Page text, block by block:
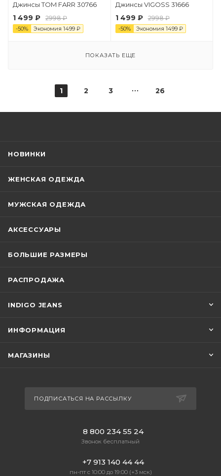
Джинсы TOM FARR 30766
1 499 ₽ 2998 ₽
-50% Экономия 1499 ₽
Джинсы VIGOSS 31666
1 499 ₽ 2998 ₽
-50% Экономия 1499₽
ПОКАЗАТЬ ЕЩЕ
1 2 3 26
НОВИНКИ
ЖЕНСКАЯ ОДЕЖДА
МУЖСКАЯ ОДЕЖДА
АКСЕССУАРЫ
БОЛЬШИЕ РАЗМЕРЫ
РАСПРОДАЖА
INDIGO JEANS
ИНФОРМАЦИЯ
МАГАЗИНЫ
ПОДПИСАТЬСЯ НА РАССЫЛКУ
8 800 234 55 24
Звонок бесплатный
+7 913 140 44 44
пн-пт с 10:00 до 19:00 (+3 мск)